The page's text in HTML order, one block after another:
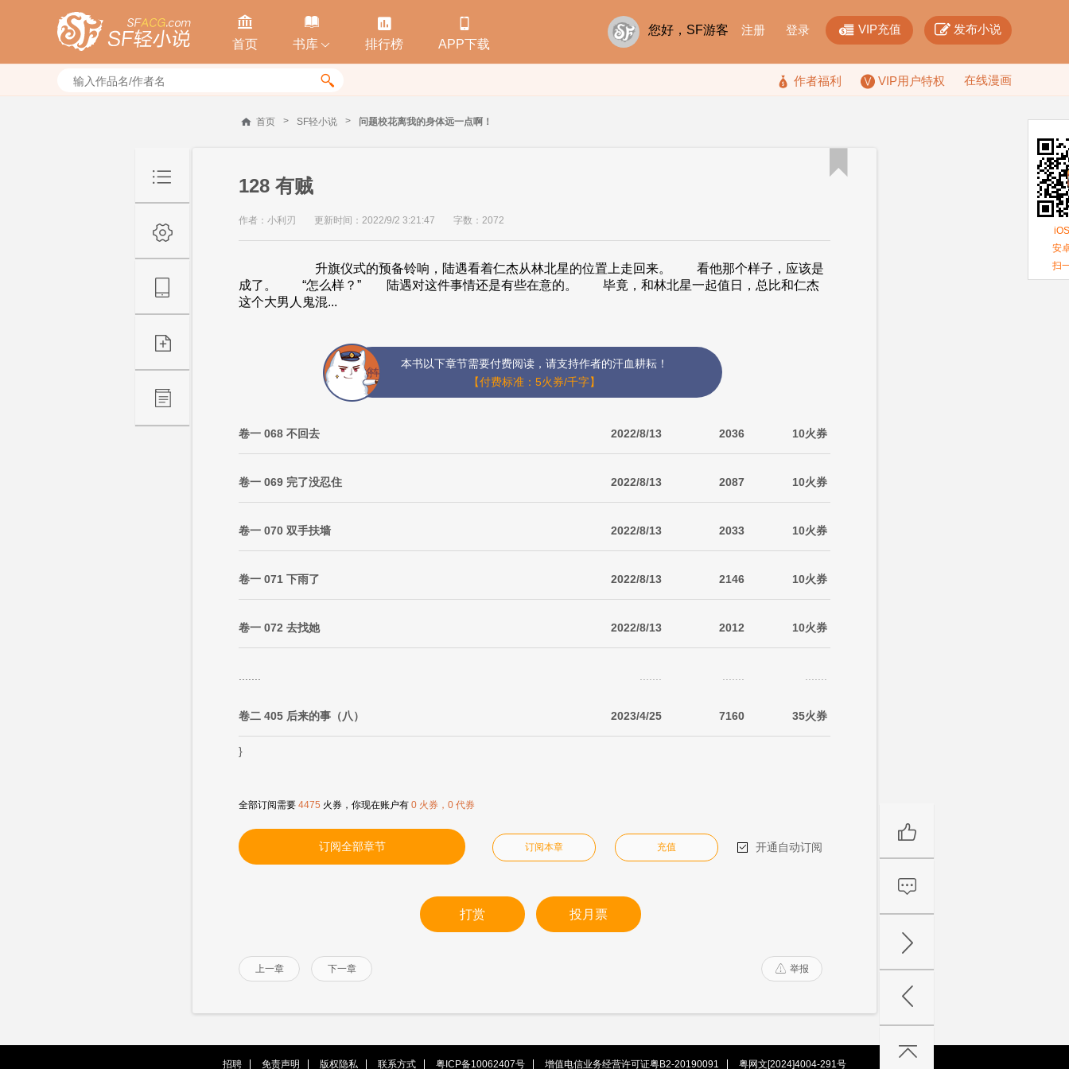

首页

书库 

排行榜

APP下载
您好，SF游客 注册 登录  VIP充值  发布小说
  作者福利 VIP用户特权 在线漫画
首页 > SF轻小说 > 问题校花离我的身体远一点啊！
128 有贼
作者：小利刃 更新时间：2022/9/2 3:21:47 字数：2072
升旗仪式的预备铃响，陆遇看着仁杰从林北星的位置上走回来。 看他那个样子，应该是
成了。 “怎么样？” 陆遇对这件事情还是有些在意的。 毕竟，和林北星一起值日，总比和仁杰
这个大男人鬼混...
本书以下章节需要付费阅读，请支持作者的汗血耕耘！
【付费标准：5火券/千字】
卷一 068 不回去 2022/8/13 2036 10火券
卷一 069 完了没忍住 2022/8/13 2087 10火券
卷一 070 双手扶墙 2022/8/13 2033 10火券
卷一 071 下雨了 2022/8/13 2146 10火券
卷一 072 去找她 2022/8/13 2012 10火券
卷二 405 后来的事（八） 2023/4/25 7160 35火券
}
全部订阅需要 4475 火券，你现在账户有 0 火券，0 代券
订阅全部章节 订阅本章 充值  开通自动订阅
打赏 投月票
上一章 下一章  举报

招聘 免责声明 版权隐私 联系方式 粤ICP备10062407号 增值电信业务经营许可证粤B2-20190091 粤网文[2024]4004-291号
安
扫